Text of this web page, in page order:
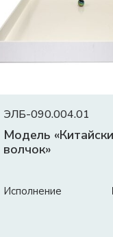
ЭЛБ-090.004.01
Модель
волчок»
Исполнение